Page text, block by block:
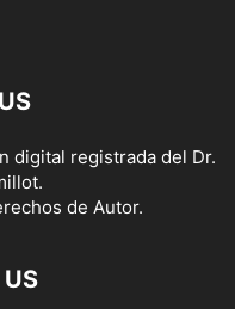
digital registrada del Dr.
de Autor.